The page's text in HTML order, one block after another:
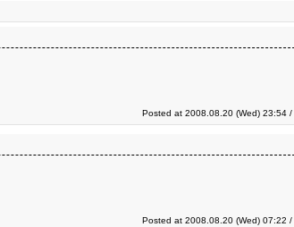
Posted at 2008.08.20 (Wed) 23:54 /
Posted at 2008.08.20 (Wed) 07:22 /